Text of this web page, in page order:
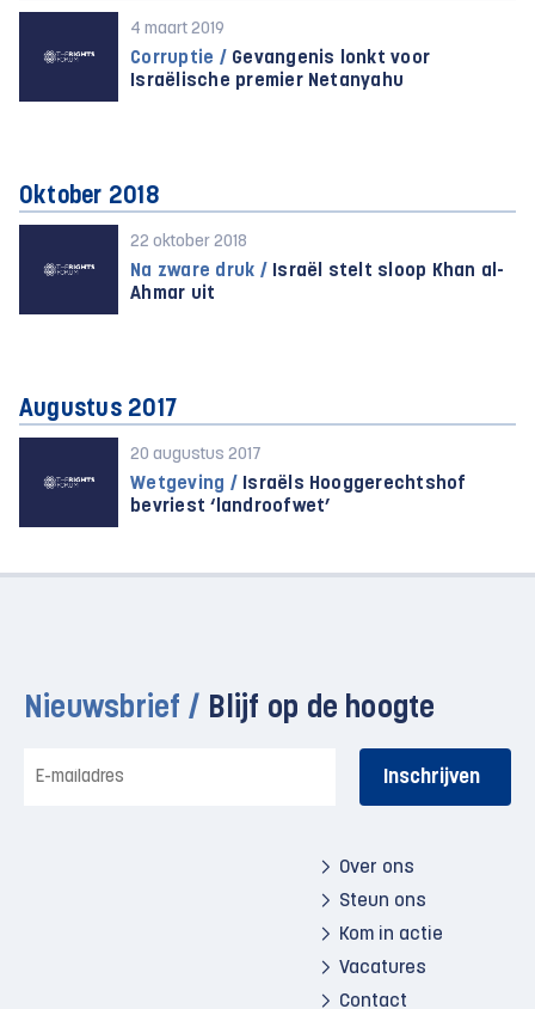
4 maart 2019
Corruptie / Gevangenis lonkt voor
Israëlische premier Netanyahu
Oktober 2018
22 oktober 2018
Na zware druk / Israël stelt sloop Khan al-
Ahmar uit
Augustus 2017
20 augustus 2017
Wetgeving / Israëls Hooggerechtshof
bevriest ‘landroofwet’
Nieuwsbrief / Blijf op de hoogte
mailadres
Over ons
Steun ons
Kom in actie
Vacatures
Contact